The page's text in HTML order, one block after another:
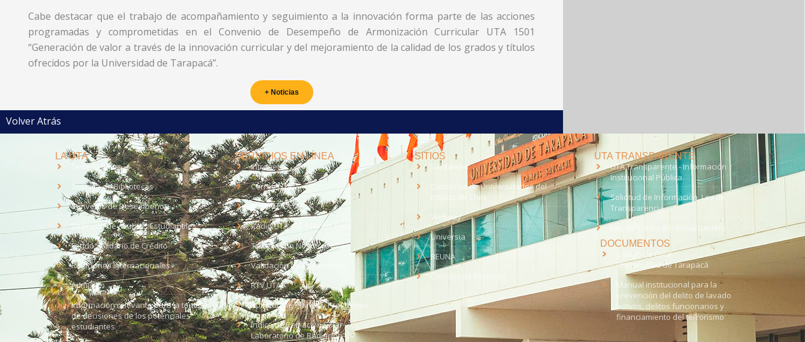
Cabe destacar que el trabajo de acompañamiento y seguimiento a la innovación forma parte de las acciones
programadas y comprometidas en el Convenio de Desempeño de Armonización Curricular UTA 1501
“Generación de valor a través de la innovación curricular y del mejoramiento de la calidad de los grados y títulos
ofrecidos por la Universidad de Tarapacá”.
+ Noticias
Volver Atrás
LA UTA
Sede Iquique
Sistema de Bibliotecas
Convenio de Desempeño
Dirección de Asuntos Estudiantiles
Fondo Solidario de Crédito
Relaciones Internacionales
Admisión
Información relevante para la toma
de decisiones de los potenciales
estudiantes
SERVICIOS EN LÍNEA
Intranet
Correo UTA
EUDEV UTAmed
Radio UTA - 95.9 FM en Arica
Trabaja con Nosotros
Validación de Documentos
RTV UTA
Solicitud de Planes y Programas
Índice de Radiación Solar -
Laboratorio de Radiación UV
SITIOS
Santander
Consorcio de Universidades del
Estado de Chile
Webpay
Universia
REUNA
UTA TRANSPARENTE
UTA Transparente - Información
Institucional Pública.
Solicitud de Información, Ley de
Transparencia
Ley del Lobby (En Actualización)
DOCUMENTOS
Código de Ética
Universidad de Tarapacá
Manual institucional para la
prevención del delito de lavado
activos, delitos funcionarios y
financiamiento del terrorismo